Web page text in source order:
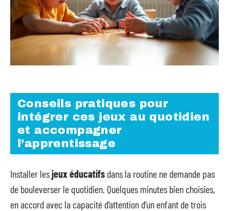
Conseils pratiques pour
intégrer ces jeux au quotidien
et accompagner
l’apprentissage
Installer lesjeux éducatifs dans la routine ne demande pas
de bouleverser le quotidien. Quelques minutes bien choisies,
en accord avec la capacité d’attention d’un enfant de trois